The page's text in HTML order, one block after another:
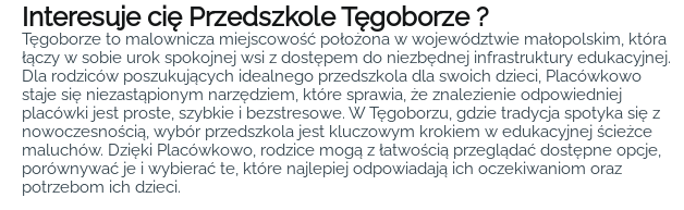
Interesuje cię Przedszkole Tęgoborze ?
Tęgoborze to malownicza miejscowość położona w województwie małopolskim, która
łączy w sobie urok spokojnej wsi z dostępem do niezbędnej infrastruktury edukacyjnej.
Dla rodziców poszukujących idealnego przedszkola dla swoich dzieci, Placówkowo
staje się niezastąpionym narzędziem, które sprawia, że znalezienie odpowiedniej
placówki jest proste, szybkie i bezstresowe. W Tęgoborzu, gdzie tradycja spotyka się z
nowoczesnością, wybór przedszkola jest kluczowym krokiem w edukacyjnej ścieżce
maluchów. Dzięki Placówkowo, rodzice mogą z łatwością przeglądać dostępne opcje,
porównywać je i wybierać te, które najlepiej odpowiadają ich oczekiwaniom oraz
potrzebom ich dzieci.